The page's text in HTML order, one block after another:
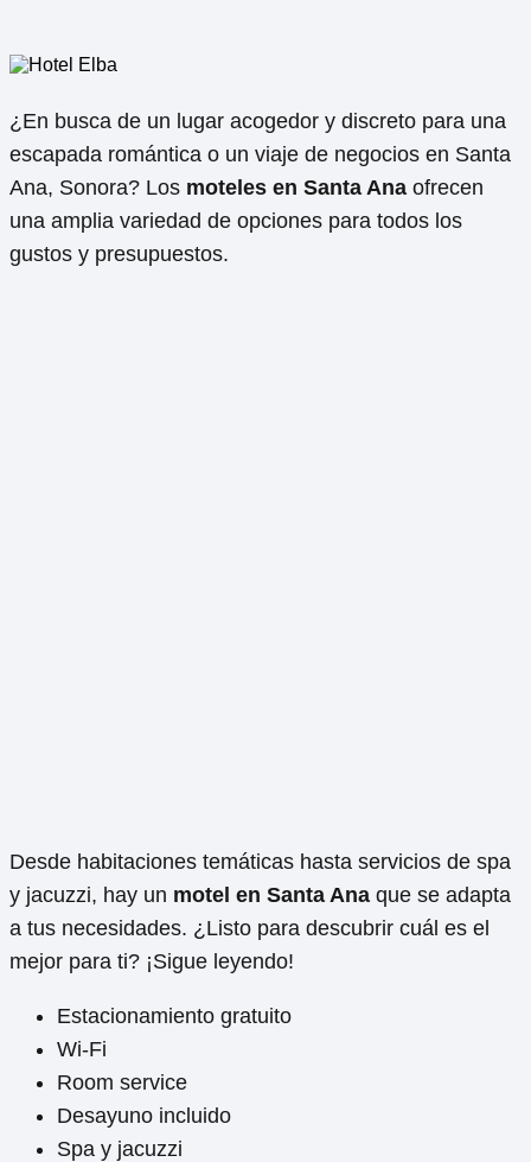
¿En busca de un lugar acogedor y discreto para una
escapada romántica o un viaje de negocios en Santa
Ana, Sonora? Los moteles en Santa Ana ofrecen
una amplia variedad de opciones para todos los
gustos y presupuestos.
Desde habitaciones temáticas hasta servicios de spa
y jacuzzi, hay un motel en Santa Ana que se adapta
a tus necesidades. ¿Listo para descubrir cuál es el
mejor para ti? ¡Sigue leyendo!
Estacionamiento gratuito
Wi-Fi
Room service
Desayuno incluido
Spa y jacuzzi